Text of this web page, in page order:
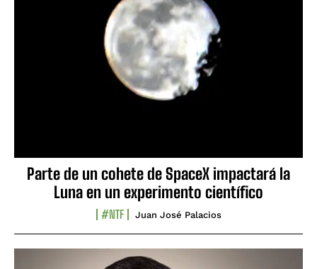
Parte de un cohete de SpaceX impactará la
Luna en un experimento científico
#NTF Juan José Palacios